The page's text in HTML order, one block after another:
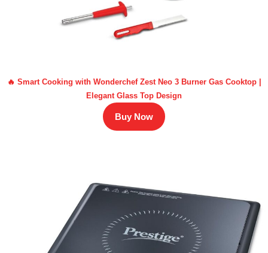
🔥 Smart Cooking with Wonderchef Zest Neo 3 Burner Gas Cooktop |
Elegant Glass Top Design
Buy Now